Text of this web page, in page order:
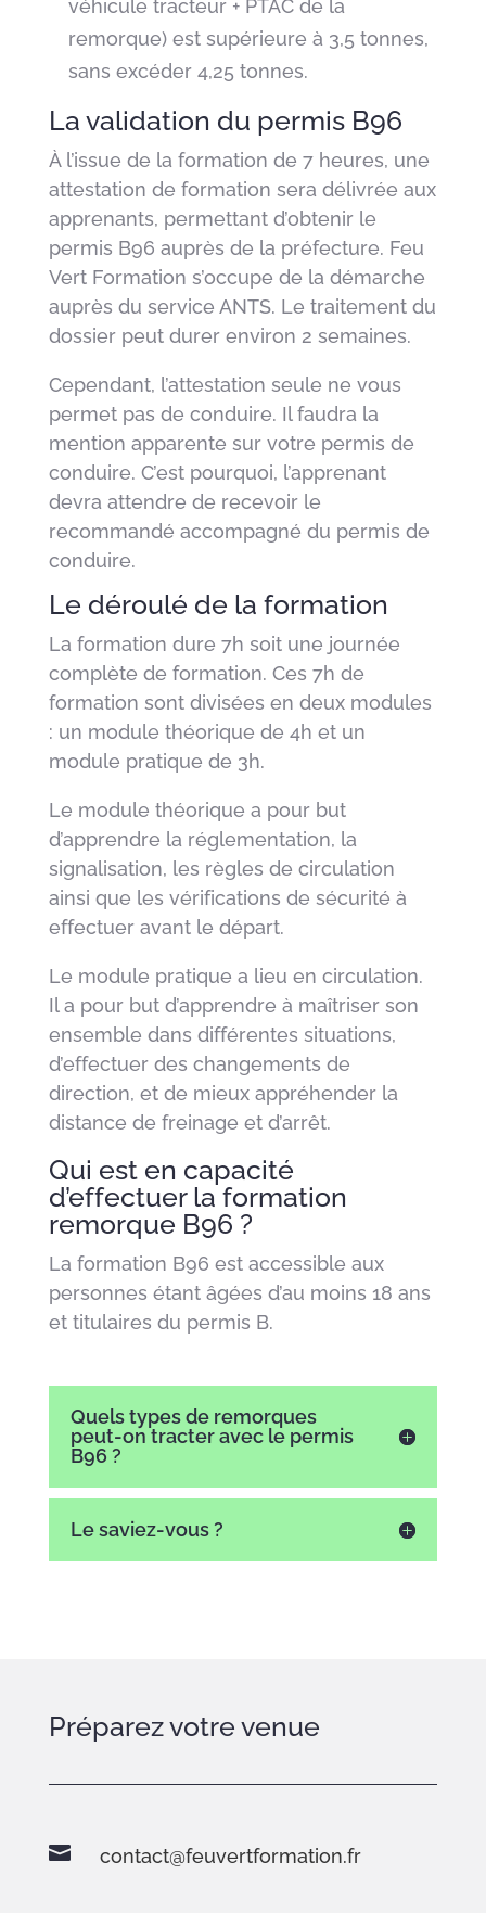
véhicule tracteur + PTAC de la
remorque) est supérieure à 3,5 tonnes,
sans excéder 4,25 tonnes.
La validation du permis B96
À l’issue de la formation de 7 heures, une
attestation de formation sera délivrée aux
apprenants, permettant d’obtenir le
permis B96 auprès de la préfecture. Feu
Vert Formation s’occupe de la démarche
auprès du service ANTS. Le traitement du
dossier peut durer environ 2 semaines.
Cependant, l’attestation seule ne vous
permet pas de conduire. Il faudra la
mention apparente sur votre permis de
conduire. C’est pourquoi, l’apprenant
devra attendre de recevoir le
recommandé accompagné du permis de
conduire.
Le déroulé de la formation
La formation dure 7h soit une journée
complète de formation. Ces 7h de
formation sont divisées en deux modules
: un module théorique de 4h et un
module pratique de 3h.
Le module théorique a pour but
d’apprendre la réglementation, la
signalisation, les règles de circulation
ainsi que les vérifications de sécurité à
effectuer avant le départ.
Le module pratique a lieu en circulation.
Il a pour but d’apprendre à maîtriser son
ensemble dans différentes situations,
d’effectuer des changements de
direction, et de mieux appréhender la
distance de freinage et d’arrêt.
Qui est en capacité
d’effectuer la formation
remorque B96 ?
La formation B96 est accessible aux
personnes étant âgées d’au moins 18 ans
et titulaires du permis B.
Quels types de remorques
peut-on tracter avec le permis
B96 ?
Le saviez-vous ?
Préparez votre venue
 contact@feuvertformation.fr